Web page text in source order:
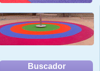
Buscador